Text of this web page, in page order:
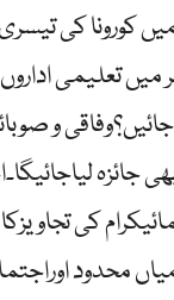
کورونا کی
تعلیمی
و
جائزہ
کی
محدود